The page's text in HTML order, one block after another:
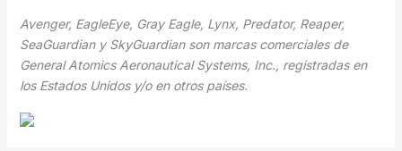
Avenger, EagleEye, Gray Eagle, Lynx, Predator, Reaper,
SeaGuardian y SkyGuardian son marcas comerciales de
General Atomics Aeronautical Systems, Inc., registradas en
los Estados Unidos y/o en otros países.